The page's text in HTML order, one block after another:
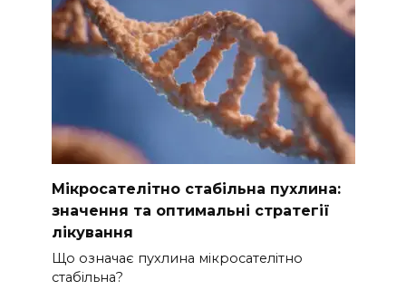
Мікросателітно стабільна пухлина:
значення та оптимальні стратегії
лікування
Що означає пухлина мікросателітно
стабільна?